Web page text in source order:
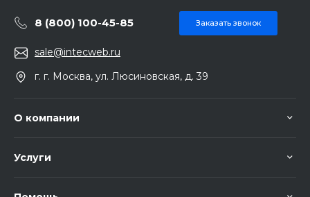
8 (800) 100-45-85 Заказать звонок
sale@intecweb.ru
г. г. Москва, ул. Люсиновская, д. 39
О компании
Услуги